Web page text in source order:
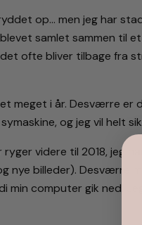
op… men jeg har
samlet sammen
ofte bliver tilbage fra
meget i år. Desværre er
og jeg vil helt
ryger videre til 2018, jeg
nye billeder). Desværre
min computer gik ned.